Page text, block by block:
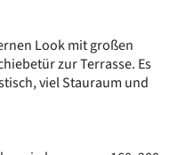
Look mit großen
zur Terrasse. Es
viel Stauraum und